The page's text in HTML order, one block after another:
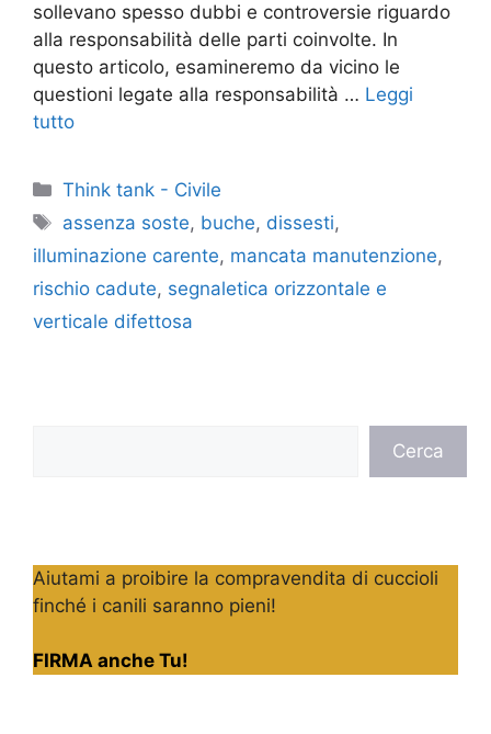
sollevano spesso dubbi e controversie riguardo
alla responsabilità delle parti coinvolte. In
questo articolo, esamineremo da vicino le
questioni legate alla responsabilità … Leggi
tutto
Categorie
Think tank - Civile
Tag
assenza soste, buche, dissesti,
illuminazione carente, mancata manutenzione,
rischio cadute, segnaletica orizzontale e
verticale difettosa
Cerca
Aiutami a proibire la compravendita di cuccioli
finché i canili saranno pieni!
FIRMA anche Tu!